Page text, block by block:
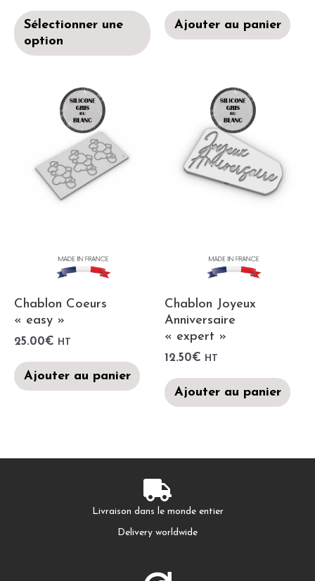
Sélectionner une
option
Ajouter au panier
Chablon Coeurs
« easy »
25.00€ HT
Ajouter au panier
Chablon Joyeux
Anniversaire
« expert »
12.50€ HT
Ajouter au panier
Livraison dans le monde entier
Delivery worldwide